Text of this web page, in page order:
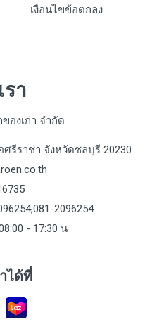
เงือนไขข้อตกลง
า
องเก่า จำกัด
รีราชา จังหวัดชลบุรี 20230
2096254
- 17:30 น
ได้ที่